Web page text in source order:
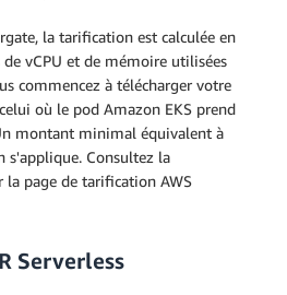
la tarification est calculée en
vCPU et de mémoire utilisées
commencez à télécharger votre
où le pod Amazon EKS prend
montant minimal équivalent à
Consultez la
page de tarification AWS
Serverless